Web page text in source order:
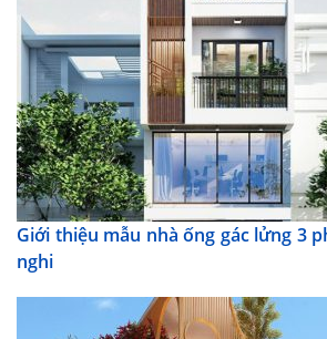
Giới thiệu mẫu nhà ống gác lửng 3
nghi